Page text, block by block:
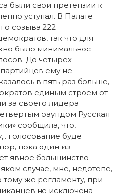
были свои претензии к
уступал. В Палате
созыва 222
так что для
было минимальное
До четырех
ему не
в пять раз больше,
единым строем от
за своего лидера
раундом Русская
сообщила, что,
голосование будет
пока один из
явное большинство
случае, мне, недотепе,
тому же регламенту, при
не исключена